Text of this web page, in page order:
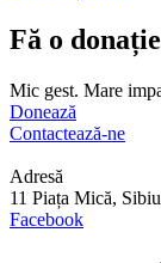
Fă o donație
Mic gest. Mare
Donează
Contactează-ne
Adresă
11 Piața Mică,
Facebook